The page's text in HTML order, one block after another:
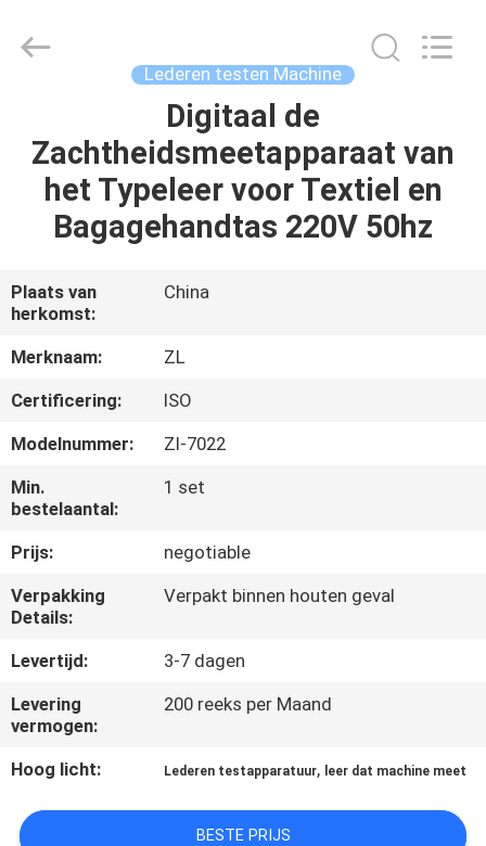
PRODUCTEN
VIDEOS
ONGEVEER
ONS
FABRIEKSREIS
KWALITEITSCONTROLE
CONTACTEER
ONS
NIEUWS
VERZOEK
OM EEN
CITAAT
Technology
Lederen testen Machine
Digitaal de
Zachtheidsmeetapparaat van
het Typeleer voor Textiel en
Bagagehandtas 220V 50hz
Plaats van
herkomst:
China
Merknaam:
ZL
Certificering:
ISO
Modelnummer:
Zl-7022
Min.
bestelaantal:
1 set
Prijs:
negotiable
Verpakking
Details:
Verpakt binnen houten geval
Levertijd:
3-7 dagen
Levering
vermogen:
200 reeks per Maand
Hoog licht: Lederen testapparatuur, leer dat machine meet
BESTE PRIJS